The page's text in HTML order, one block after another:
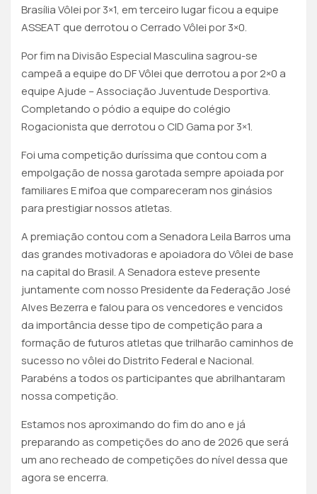
Brasília Vôlei por 3×1, em terceiro lugar ficou a equipe
ASSEAT que derrotou o Cerrado Vôlei por 3×0.
Por fim na Divisão Especial Masculina sagrou-se
campeã a equipe do DF Vôlei que derrotou a por 2×0 a
equipe Ajude – Associação Juventude Desportiva.
Completando o pódio a equipe do colégio
Rogacionista que derrotou o CID Gama por 3×1.
Foi uma competição duríssima que contou com a
empolgação de nossa garotada sempre apoiada por
familiares E mifoa que compareceram nos ginásios
para prestigiar nossos atletas.
A premiação contou com a Senadora Leila Barros uma
das grandes motivadoras e apoiadora do Vôlei de base
na capital do Brasil. A Senadora esteve presente
juntamente com nosso Presidente da Federação José
Alves Bezerra e falou para os vencedores e vencidos
da importância desse tipo de competição para a
formação de futuros atletas que trilharão caminhos de
sucesso no vôlei do Distrito Federal e Nacional.
Parabéns a todos os participantes que abrilhantaram
nossa competição.
Estamos nos aproximando do fim do ano e já
preparando as competições do ano de 2026 que será
um ano recheado de competições do nível dessa que
agora se encerra.